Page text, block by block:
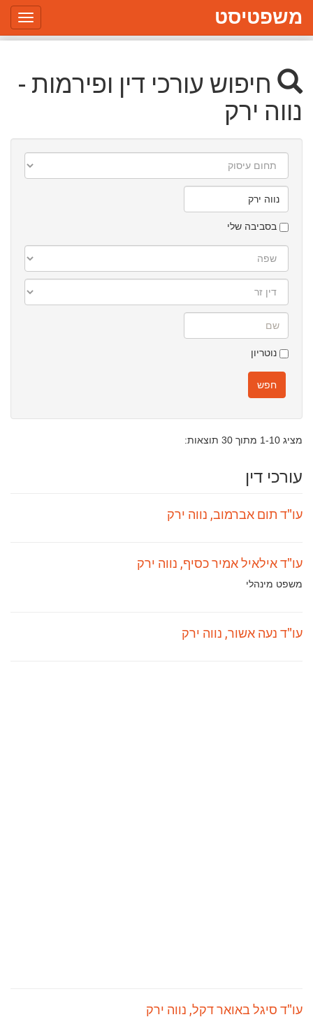
משפטיסט
חיפוש עורכי דין ופירמות -
נווה ירק
עיסוק
בסביבה שלי
נוטריון
חפש
מציג 1-10 מתוך 30 תוצאות:
עורכי דין
עו"ד תום אברמוב, נווה ירק
עו"ד אילאיל אמיר כסיף, נווה ירק
תחומי
משפט מינהלי
עו"ד נעה אשור, נווה ירק
עו"ד סיגל באואר דקל, נווה ירק